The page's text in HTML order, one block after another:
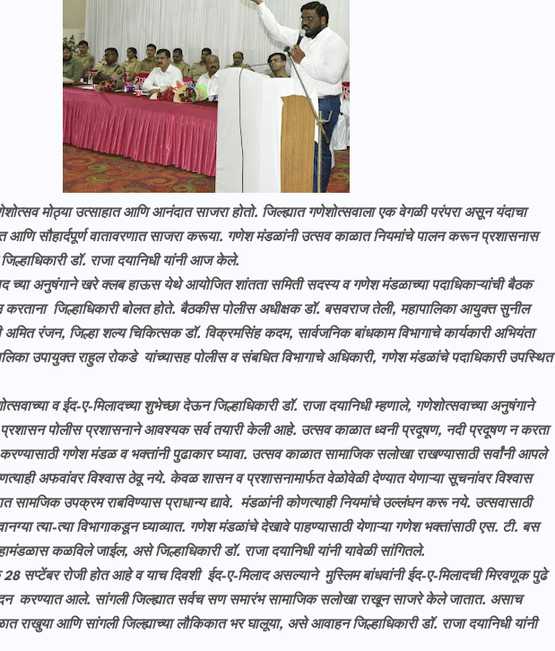
मोठ्या उत्साहात आणि आनंदात साजरा होतो. जिल्ह्यात गणेशोत्सवाला एक वेगळी परंपरा असून यंदाचा
आणि सौहार्दपूर्ण वातावरणात साजरा करूया. गणेश मंडळांनी उत्सव काळात नियमांचे पालन करून प्रशासनास
डॉ. राजा दयानिधी यांनी आज केले.
च्या अनुषंगाने खरे क्लब हाऊस येथे आयोजित शांतता समिती सदस्य व गणेश मंडळाच्या पदाधिकाऱ्यांची बैठक
करताना जिल्हाधिकारी बोलत होते. बैठकीस पोलीस अधीक्षक डॉ. बसवराज तेली, महापालिका आयुक्त सुनील
अमित रंजन, जिल्हा शल्य चिकित्सक डॉ. विक्रमसिंह कदम, सार्वजनिक बांधकाम विभागाचे कार्यकारी अभियंता
उपायुक्त राहुल रोकडे यांच्यासह पोलीस व संबधित विभागाचे अधिकारी, गणेश मंडळांचे पदाधिकारी उपस्थित
व ईद-ए-मिलादच्या शुभेच्छा देऊन जिल्हाधिकारी डॉ. राजा दयानिधी म्हणाले, गणेशोत्सवाच्या अनुषंगाने
प्रशासन पोलीस प्रशासनाने आवश्यक सर्व तयारी केली आहे. उत्सव काळात ध्वनी प्रदूषण, नदी प्रदूषण न करता
गणेश मंडळ व भक्तांनी पुढाकार घ्यावा. उत्सव काळात सामाजिक सलोखा राखण्यासाठी सर्वांनी आपले
अफवांवर विश्वास ठेवू नये. केवळ शासन व प्रशासनामार्फत वेळोवेळी देण्यात येणाऱ्या सूचनांवर विश्वास
सामजिक उपक्रम राबविण्यास प्राधान्य द्यावे. मंडळांनी कोणत्याही नियमांचे उल्लंघन करू नये. उत्सवासाठी
त्या-त्या विभागाकडून घ्याव्यात. गणेश मंडळांचे देखावे पाहण्यासाठी येणाऱ्या गणेश भक्तांसाठी एस. टी. बस
कळविले जाईल, असे जिल्हाधिकारी डॉ. राजा दयानिधी यांनी यावेळी सांगितले.
सप्टेंबर रोजी होत आहे व याच दिवशी ईद-ए-मिलाद असल्याने मुस्लिम बांधवांनी ईद-ए-मिलादची मिरवणूक पुढे
करण्यात आले. सांगली जिल्ह्यात सर्वच सण समारंभ सामाजिक सलोखा राखून साजरे केले जातात. असाच
राखुया आणि सांगली जिल्ह्याच्या लौकिकात भर घालूया, असे आवाहन जिल्हाधिकारी डॉ. राजा दयानिधी यांनी